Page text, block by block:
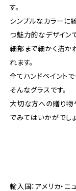
す。
シンプルなカラーに
つ魅力的なデザインで
細部まで細かく描か
れます。
全てハンドペイント
そんなグラスです。
大切な方への贈り物
でみてはいかがでし
輸入国：アメリカ・ニ